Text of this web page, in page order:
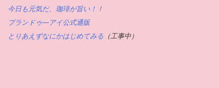
今日も元気だ、珈琲が旨い！！
プランドゥ―アイ公式通販
とりあえずなにかはじめてみる （工事中）